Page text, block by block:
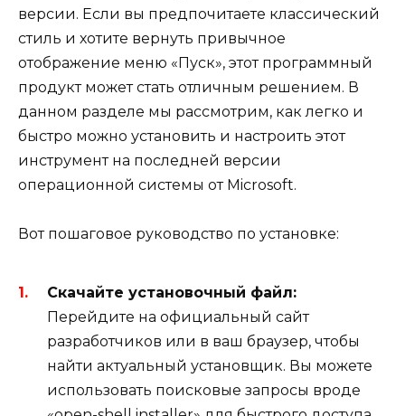
версии. Если вы предпочитаете классический
стиль и хотите вернуть привычное
отображение меню «Пуск», этот программный
продукт может стать отличным решением. В
данном разделе мы рассмотрим, как легко и
быстро можно установить и настроить этот
инструмент на последней версии
операционной системы от Microsoft.
Вот пошаговое руководство по установке:
Скачайте установочный файл:
Перейдите на официальный сайт
разработчиков или в ваш браузер, чтобы
найти актуальный установщик. Вы можете
использовать поисковые запросы вроде